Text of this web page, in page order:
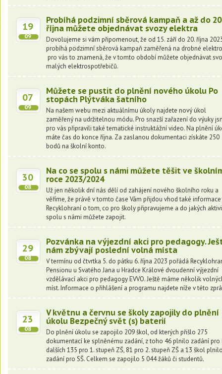
19
09
Probíhá podzimní sběrová kampaň a až do
října můžete objednávat svozy elektra
Dovolujeme si vám připomenout, že od 15. září do 20. října
probíhá podzimní sběrová kampaň zaměřená na drobné
pro vás to znamená, že v tomto období můžete objednávat
malých elektrospotřebičů.
07
09
Můžete se pustit do plnění nového úkolu Po
stopách Plýtváka šatního
Na našem webu mezi aktuálnímu úkoly najdete nový úkol
zaměřený na udržitelnou módu. Pro snazší zařazení do výuky
pro vás připravili také tematické instruktážní video. Na plnění
máte čas do konce října. Za zaslanou dokumentaci získáte 250
bodů na školní konto.
30
08
Na co se spolu s námi můžete těšit ve
roce 2023/2024
Už jen několik dní nás dělí od zahájení nového školního roku a
věříme, že právě v tomto čase Vám přijdou vhod také
Recyklohraní o tom, co pro školy připravujeme a do jakých
spolu s námi můžete zapojit.
29
08
Pozvánka na výjezdní akci pro pedagogy.
nám zbývají poslední volná místa
V termínu od čtvrtka 5. do pátku 6. října 2023 pořádá
Pensionu u Svatého Jana u Hradce Králové dvoudenní výjezdní
vzdělávací akci pro pedagogy EVVO. Ještě máme několik
míst. Informace o přihlášení a programu najdete níže v této
23
08
V květnu a červnu se školy zapojily do plnění
úkolu Bezpečný svět (s) baterií
Do plnění úkolu se zapojilo 209 škol, od kterých přišlo 275
dokumentací ke splněnému zadání, z toho 46 plnilo zadání pro
dalších 135 pro 1. stupeň ZŠ, 81 pro 2. stupeň ZŠ a 13 škol
zadání pro SŠ. Celkem se zapojilo 5 044 žáků či studentů.